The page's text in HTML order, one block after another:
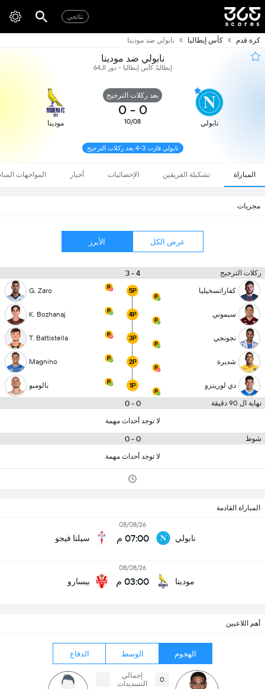
نتائجي
كرة قدم كأس إيطاليا نابولي ضد مودينا
نابولي ضد مودينا
إيطاليا, كأس إيطاليا - دور الـ64
نابولي
بعد ركلات الترجيح
0
-
0
10/08 مودينا
نابولي فازت 3-4 بعد ركلات الترجيح
المباراة تشكيلة الفريقين الإحصائيات أخبار المواجهات
مجريات
عرض الكل الأبرز
ركلات الترجيح 4 - 3
كفاراتسخيليا 5P
G. Zaro
سيموني 4P
K. Bozhanaj
نجونجي 3P
T. Battistella
شديرة 2P
Magnino
دي لورينزو 1P بالومبو
نهاية ال 90 دقيقة 0 - 0
لا توجد أحداث مهمة
شوط 0 - 0
لا توجد أحداث مهمة
المباراة القادمة
نابولي
08/08/26
07:00 م سيلتا فيجو
مودينا
08/08/26
03:00 م بيسارو
أهم اللاعبين
الهجوم الوسط الدفاع
0
إجمالي
التسديدات